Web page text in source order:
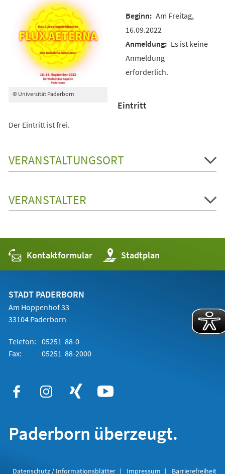
© Universität Paderborn
Am Freitag,
16.09.2022
Es ist keine
Anmeldung
erforderlich.
Eintritt
Der Eintritt ist frei.
VERANSTALTUNGSORT
VERANSTALTER
Kontaktformular Stadtplan
(Öffnet
in
einem
STADT PADERBORN
Am Hoppenhof 33
33104 Paderborn
Telefon: 05251 88-0
Fax:
05251 88-2000
Paderborn überzeugt.
Datenschutz / Informationsblätter Impressum Barrierefreiheit